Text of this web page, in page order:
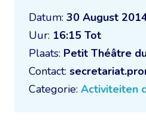
Datum: 30 August
Uur: 16:15 Tot
Plaats: Petit Théâtre
Contact:
Categorie: Activiteiten